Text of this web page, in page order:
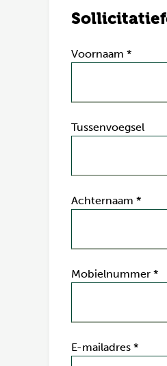
Voornaam *
Tussenvoegsel
Achternaam *
Mobielnummer *
E-mailadres *